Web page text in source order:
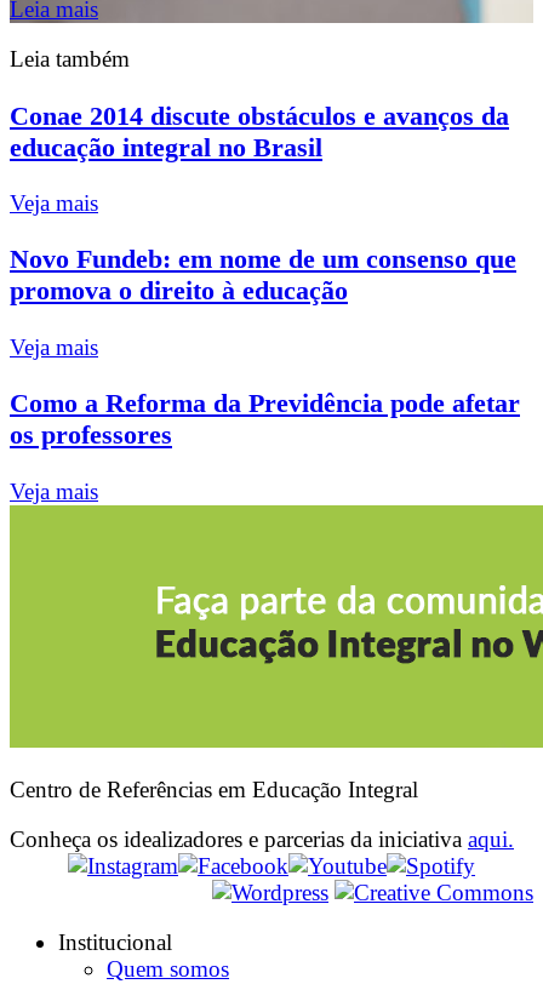
Leia mais
Leia também
Conae 2014 discute obstáculos e avanços da
educação integral no Brasil
Veja mais
Novo Fundeb: em nome de um consenso que
promova o direito à educação
Veja mais
Como a Reforma da Previdência pode afetar
os professores
Veja mais
Centro de Referências em Educação Integral
Conheça os idealizadores e parcerias da iniciativa aqui.
Institucional
Quem somos